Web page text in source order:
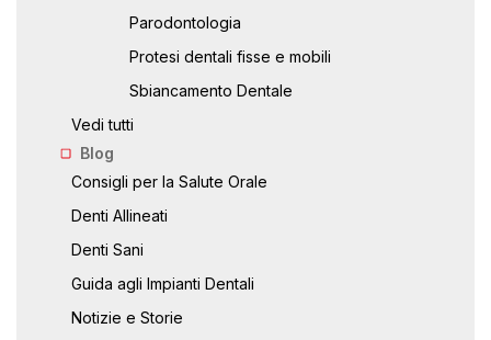
Parodontologia
Protesi dentali fisse e mobili
Sbiancamento Dentale
Vedi tutti
Blog
Consigli per la Salute Orale
Denti Allineati
Denti Sani
Guida agli Impianti Dentali
Notizie e Storie